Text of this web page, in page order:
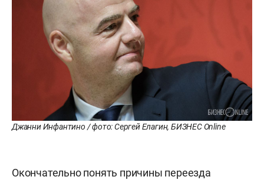
Джанни Инфантино / фото: Сергей Елагин, БИЗНЕС Online
Окончательно понять причины переезда